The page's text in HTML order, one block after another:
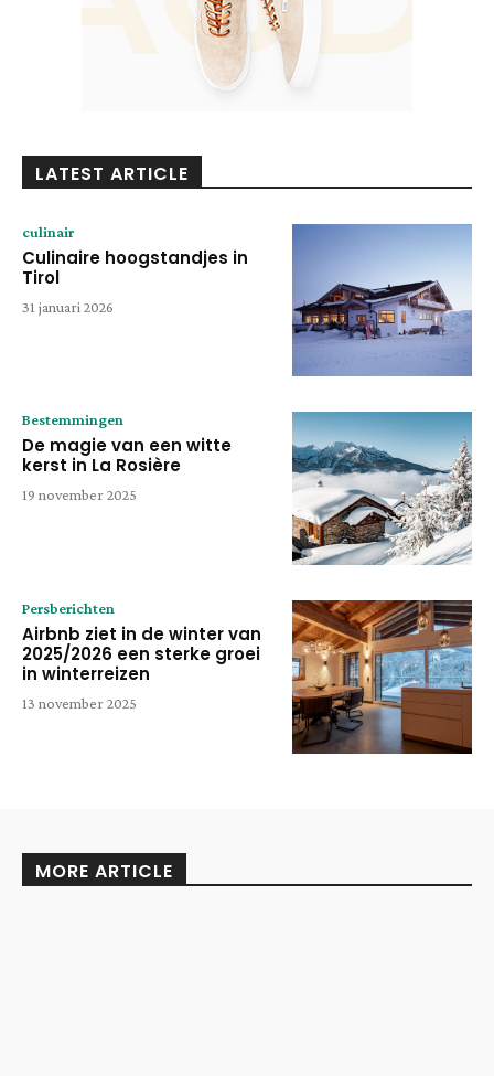
LATEST ARTICLE
culinair
Culinaire hoogstandjes in
Tirol
31 januari 2026
Bestemmingen
De magie van een witte
kerst in La Rosière
19 november 2025
Persberichten
Airbnb ziet in de winter van
2025/2026 een sterke groei
in winterreizen
13 november 2025
MORE ARTICLE